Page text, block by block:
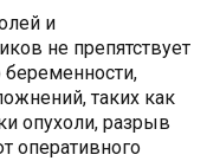
и
не препятствует
таких как
опухоли, разрыв
оперативного